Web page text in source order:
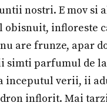
nostri. E mov si
obisnuit, infloreste
are frunze, apar
simti parfumul de la
inceputul verii, ii
inflorit. Mai